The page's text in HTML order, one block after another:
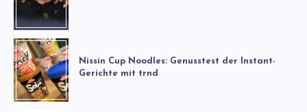
Nissin Cup Noodles: Genusstest der Instant-
Gerichte mit trnd